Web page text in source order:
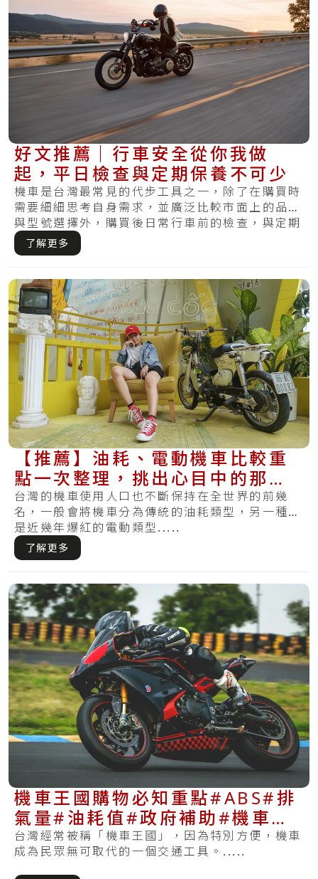
好文推薦｜行車安全從你我做
起，平日檢查與定期保養不可少
機車是台灣最常見的代步工具之一，除了在購買時
需要細細思考自身需求，並廣泛比較市面上的品牌
與型號選擇外，購買後日常行車前的檢查，與定期
保養.....
了解更多
【推薦】油耗、電動機車比較重
點一次整理，挑出心目中的那台
機車
台灣的機車使用人口也不斷保持在全世界的前幾
名，一般會將機車分為傳統的油耗類型，另一種則
是近幾年爆紅的電動類型.....
了解更多
機車王國購物必知重點#ABS#排
氣量#油耗值#政府補助#機車舊
換新
台灣經常被稱「機車王國」，因為特別方便，機車
成為民眾無可取代的一個交通工具。.....